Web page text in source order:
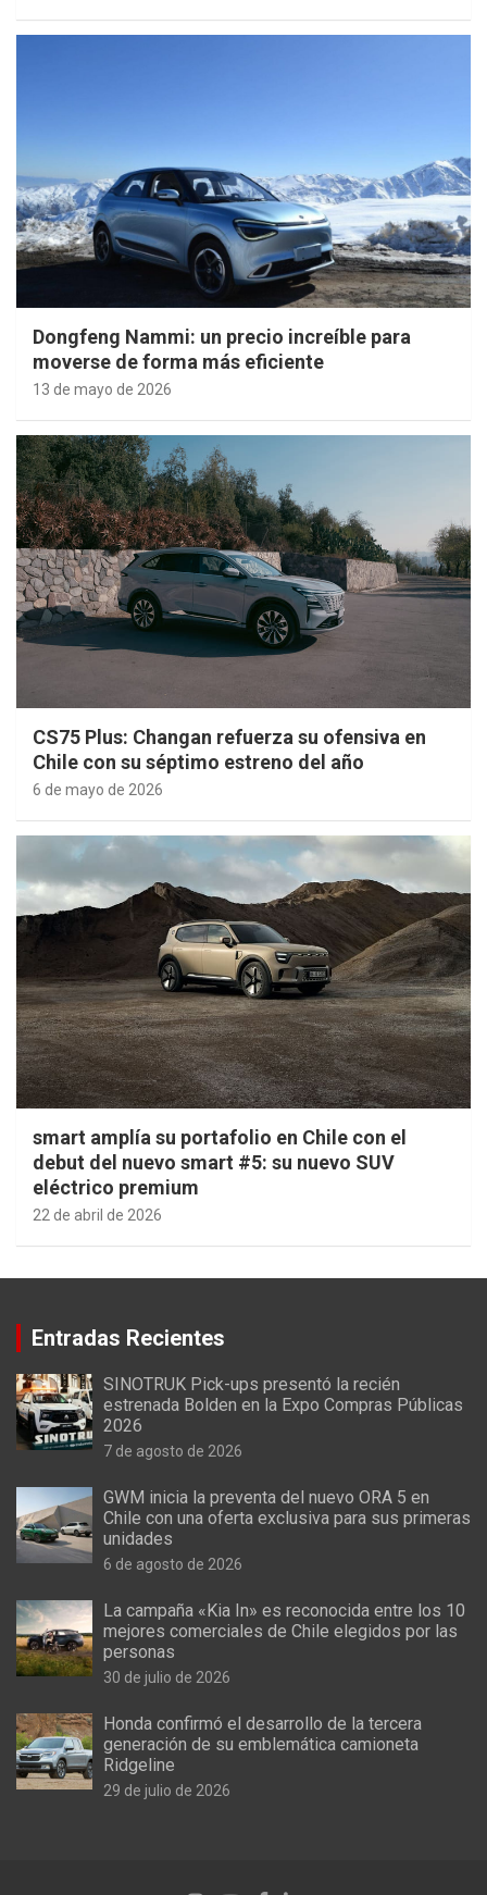
Dongfeng Nammi: un precio increíble para
moverse de forma más eficiente
13 de mayo de 2026
CS75 Plus: Changan refuerza su ofensiva en
Chile con su séptimo estreno del año
6 de mayo de 2026
smart amplía su portafolio en Chile con el
debut del nuevo smart #5: su nuevo SUV
eléctrico premium
22 de abril de 2026
Entradas Recientes
SINOTRUK Pick-ups presentó la recién
estrenada Bolden en la Expo Compras Públicas
2026
7 de agosto de 2026
GWM inicia la preventa del nuevo ORA 5 en
Chile con una oferta exclusiva para sus primeras
unidades
6 de agosto de 2026
La campaña «Kia In» es reconocida entre los 10
mejores comerciales de Chile elegidos por las
personas
30 de julio de 2026
Honda confirmó el desarrollo de la tercera
generación de su emblemática camioneta
Ridgeline
29 de julio de 2026